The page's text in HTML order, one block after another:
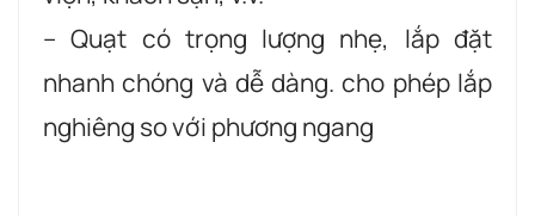
– Quạt có trọng lượng nhẹ, lắp đặt
nhanh chóng và dễ dàng. cho phép lắp
nghiêng so với phương ngang